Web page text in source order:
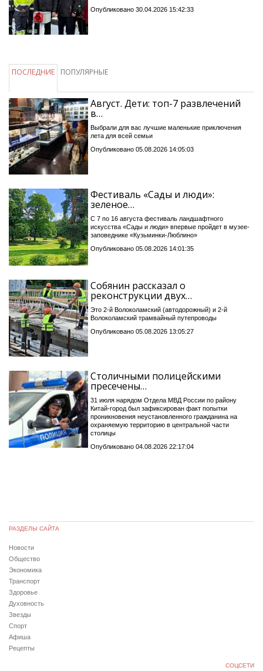
Опубликовано 30.04.2026 15:42:33
ПОСЛЕДНИЕ ПОПУЛЯРНЫЕ
Август. Дети: топ-7 развлечений
в…
Выбрали для вас лучшие маленькие приключения
лета для всей семьи
Опубликовано 05.08.2026 14:05:03
Фестиваль «Сады и люди»:
зеленое…
С 7 по 16 августа фестиваль ландшафтного
искусства «Сады и люди» впервые пройдет в музее-
заповеднике «Кузьминки-Люблино»
Опубликовано 05.08.2026 14:01:35
Собянин рассказал о
реконструкции двух…
Это 2-й Волоколамский (автодорожный) и 2-й
Волоколамский трамвайный путепроводы
Опубликовано 05.08.2026 13:05:27
Столичными полицейскими
пресечены…
31 июля нарядом Отдела МВД России по району
Китай-город был зафиксирован факт попытки
проникновения неустановленного гражданина на
охраняемую территорию в центральной части
столицы
Опубликовано 04.08.2026 22:17:04
РАЗДЕЛЫ САЙТА
Новости
Общество
Экономика
Транспорт
Здоровье
Духовность
Звезды
Спорт
Афиша
Рецепты
СОЦСЕТИ